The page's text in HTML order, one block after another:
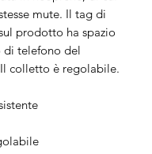
mute. Il tag di
prodotto ha spazio
di telefono del
colletto è regolabile.